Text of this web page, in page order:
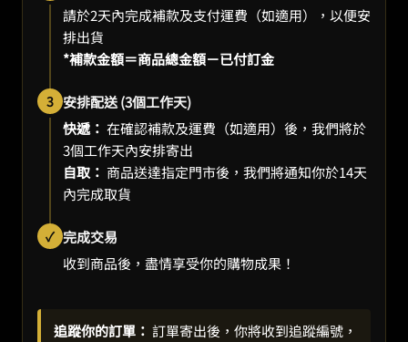
請於2天內完成補款及支付運費（如適用），以便安
排出貨
*補款金額＝商品總金額－已付訂金
3 安排配送 (3個工作天)
快遞： 在確認補款及運費（如適用）後，我們將於
3個工作天內安排寄出
自取： 商品送達指定門市後，我們將通知你於14天
內完成取貨
✓ 完成交易
收到商品後，盡情享受你的購物成果！
追蹤你的訂單： 訂單寄出後，你將收到追蹤編號，